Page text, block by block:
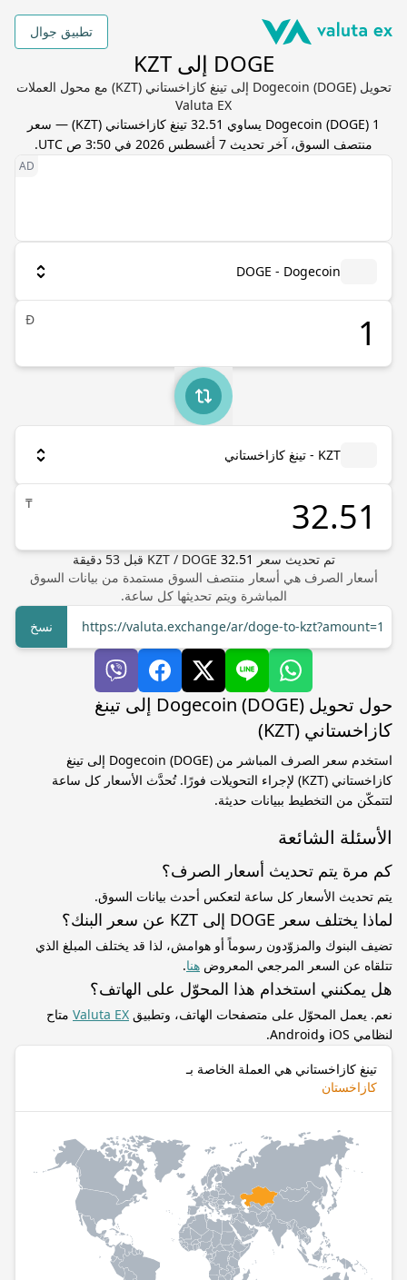
تطبيق جوال
DOGE إلى KZT
تحويل Dogecoin (DOGE) إلى تينغ كازاخستاني (KZT) مع محول العملات
Valuta EX
1
Dogecoin (DOGE) يساوي 32.51 تينغ كازاخستاني (
KZT) — سعر
منتصف السوق، آخر تحديث 7 أغسطس 2026 في 3:50 ص UTC .
DOGE - Dogecoin
Ð
KZT - تينغ كازاخستاني
₸
تم تحديث سعر KZT/ DOGE 32.51 قبل53 دقيقة
أسعار الصرف هي أسعار منتصف السوق مستمدة من بيانات السوق
المباشرة ويتم تحديثها كل ساعة.
https://valuta.exchange/ar/doge-to-kzt?amount=1
نسخ
حول تحويل Dogecoin (DOGE) إلى تينغ
كازاخستاني (KZT)
استخدم سعر الصرف المباشر من Dogecoin (DOGE) إلى تينغ
كازاخستاني (KZT) لإجراء التحويلات فورًا. تُحدَّث الأسعار كل ساعة
لتتمكّن من التخطيط ببيانات حديثة.
الأسئلة الشائعة
كم مرة يتم تحديث أسعار الصرف؟
يتم تحديث الأسعار كل ساعة لتعكس أحدث بيانات السوق.
لماذا يختلف سعر DOGE إلى KZT عن سعر البنك؟
تضيف البنوك والمزوّدون رسوماً أو هوامش، لذا قد يختلف المبلغ الذي
تتلقاه عن السعر المرجعي المعروض هنا.
هل يمكنني استخدام هذا المحوّل على الهاتف؟
نعم. يعمل المحوّل على متصفحات الهاتف، وتطبيق Valuta EX متاح
لنظامي iOS وAndroid.
تينغ كازاخستاني هي العملة الخاصة بـ
كازاخستان